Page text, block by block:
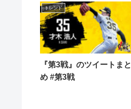
トレンド
『第3戦』のツイートまと
め #第3戦